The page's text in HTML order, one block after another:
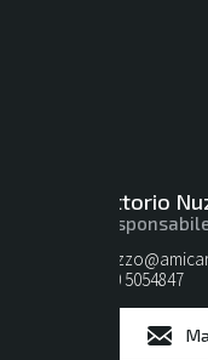
Vittorio
080 5054847